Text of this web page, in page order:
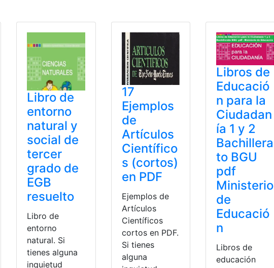
Libro de
entorno
natural y
social de
tercer
grado de
EGB
resuelto
Libro de
entorno
natural. Si
tienes alguna
inquietud
17
Ejemplos
de
Artículos
Científico
s (cortos)
en PDF
Ejemplos de
Artículos
Científicos
cortos en PDF.
Si tienes
alguna
Libros de
Educació
n para la
Ciudadan
ía 1 y 2
Bachillera
to BGU
pdf
Ministerio
de
Educació
n
Libros de
educación